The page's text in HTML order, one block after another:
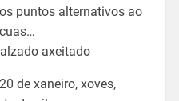
puntos alternativos ao
axeitado
de xaneiro, xoves,